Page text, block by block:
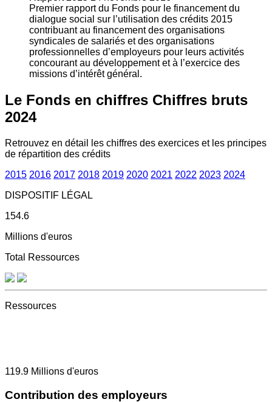
Premier rapport du Fonds pour le financement du
dialogue social sur l’utilisation des crédits 2015
contribuant au financement des organisations
syndicales de salariés et des organisations
professionnelles d’employeurs pour leurs activités
concourant au développement et à l’exercice des
missions d’intérêt général.
Le Fonds en chiffres Chiffres bruts
2024
Retrouvez en détail les chiffres des exercices et les principes
de répartition des crédits
2015 2016 2017 2018 2019 2020 2021 2022 2023 2024
DISPOSITIF LÉGAL
154.6
Millions d'euros
Total Ressources
Ressources
119.9 Millions d'euros
Contribution des employeurs